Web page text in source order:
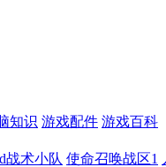
知识 游戏配件 游戏百科
战术小队 使命召唤战区1